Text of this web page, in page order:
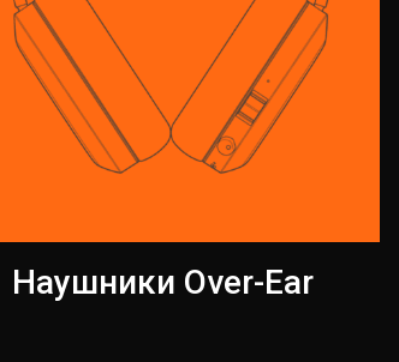
Наушники Over-Ear